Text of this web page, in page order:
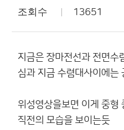
조회수 13651
지금은 장마전선과 전면수
심과 지금 수렴대사이에는
위성영상을보면 이게 중형
직전의 모습을 보이는듯